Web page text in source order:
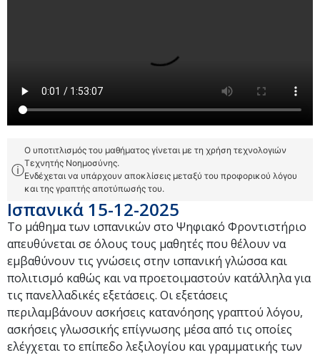
ⓘ
Ο υποτιτλισμός του μαθήματος γίνεται με τη χρήση τεχνολογιών
Τεχνητής Νοημοσύνης.
Ενδέχεται να υπάρχουν αποκλίσεις μεταξύ του προφορικού λόγου
και της γραπτής αποτύπωσής του.
Ισπανικά 15-12-2025
Το μάθημα των ισπανικών στο Ψηφιακό Φροντιστήριο
απευθύνεται σε όλους τους μαθητές που θέλουν να
εμβαθύνουν τις γνώσεις στην ισπανική γλώσσα και
πολιτισμό καθώς και να προετοιμαστούν κατάλληλα για
τις πανελλαδικές εξετάσεις. Οι εξετάσεις
περιλαμβάνουν ασκήσεις κατανόησης γραπτού λόγου,
ασκήσεις γλωσσικής επίγνωσης μέσα από τις οποίες
ελέγχεται το επίπεδο λεξιλογίου και γραμματικής των